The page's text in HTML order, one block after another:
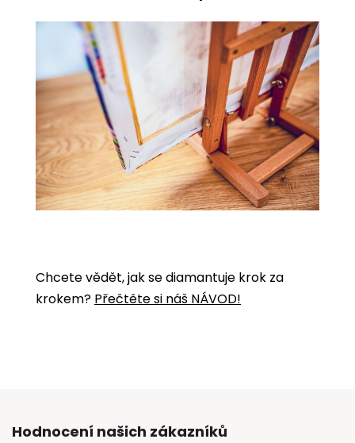
Chcete vědět, jak se diamantuje krok za
krokem? Přečtěte si náš NÁVOD!
Hodnocení našich zákazníků